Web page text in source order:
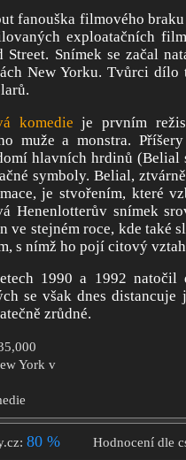
fanouška filmového
exploatačních
Street. Snímek se začal
New Yorku. Tvůrci
komedie je prvním
muže a monstra.
hlavních hrdinů (Belial
symboly. Belial,
je stvořením, které
Henenlotterův snímek
ve stejném roce, kde také
s nímž ho pojí citový
1990 a 1992 natočil
se však dnes
zrůdné.
York v
80 % Hodnocení dle